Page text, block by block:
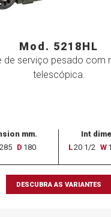
Mod. 5218HL
de serviço pesado com
telescópica.
mm.
285 D 180
Int
L20 1/2 W
DESCUBRA AS VARIANTES